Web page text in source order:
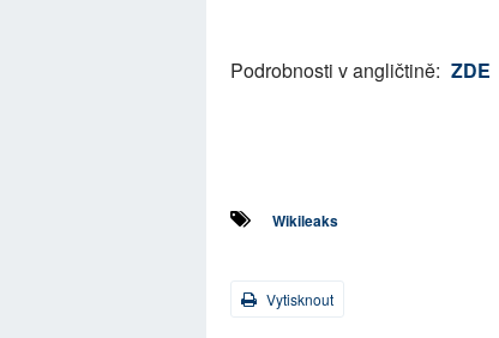
Podrobnosti v angličtině: ZDE
Wikileaks
Vytisknout